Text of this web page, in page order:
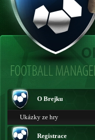
O Brejku
Ukázky ze hry
Registrace